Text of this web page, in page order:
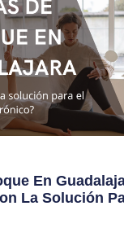
En
La Solución